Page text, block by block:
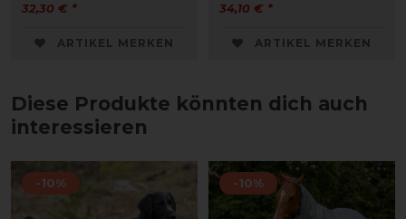
32,30 € *
ARTIKEL MERKEN
34,10 € *
ARTIKEL MERKEN
Diese Produkte könnten dich auch
interessieren
-10% -10%